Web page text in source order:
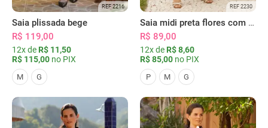
REF 2216
Saia plissada bege
R$ 119,00
12x de R$ 11,50
R$ 115,00 no PIX
M G
REF 2230
Saia midi preta flores com bolsos
R$ 89,00
12x de R$ 8,60
R$ 85,00 no PIX
P M G